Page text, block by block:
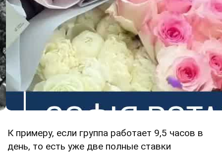
К примеру, если группа работает 9,5 часов в
день, то есть уже две полные ставки